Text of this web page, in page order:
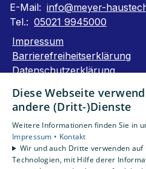
E-Mail: info@meyer-
Tel.: 05021 9945000
Impressum
Barrierefreiheitserklärung
Datenschutzerklärung
Unsere Bereiche
Privatkunden
Gewerbekunden
Karriere
Diese Webseite
andere (Dritt-)Dienste
Weitere Informationen finden Sie in
Impressum • Kontakt
Wir und auch Dritte verwenden auf
Technologien, mit Hilfe derer